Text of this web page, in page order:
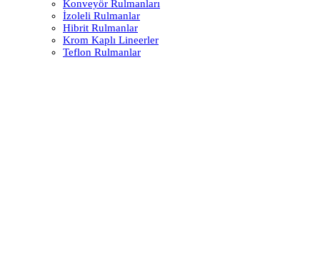
Konveyör Rulmanları
İzoleli Rulmanlar
Hibrit Rulmanlar
Krom Kaplı Lineerler
Teflon Rulmanlar